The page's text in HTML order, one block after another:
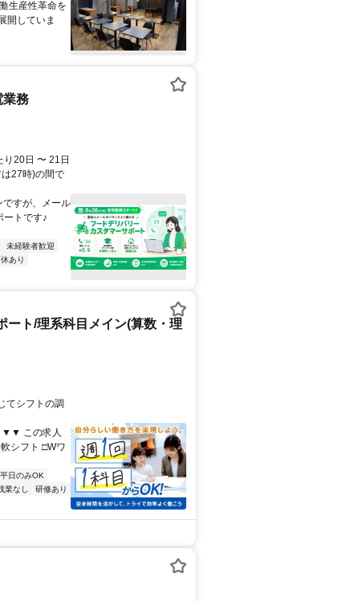
産性革命を
開していま
業務
20日 〜 21日
27時)の間で
すが、メール
ートです♪
未経験者歓迎
あり
ート/理系科目メイン(算数・理
てシフトの調
▼▼ この求人
シフト □Wワ
平日のみOK
業なし
研修あり